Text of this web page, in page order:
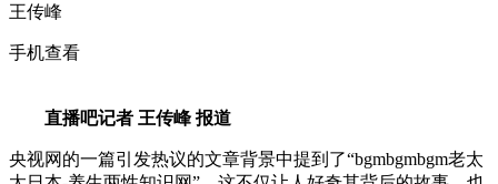
王传峰
手机查看
直播吧记者 王传峰 报道
央视网的一篇引发热议的文章背景中提到了“bgmbgmbgm老太